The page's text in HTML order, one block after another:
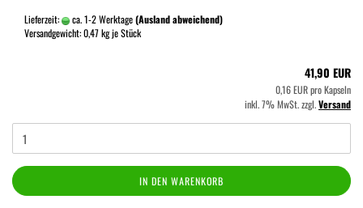
Lieferzeit: ca. 1-2 Werktage(Ausland abweichend)
Versandgewicht:0,47kg je Stück
41,90 EUR
0,16 EUR pro Kapseln
inkl. 7% MwSt. zzgl.Versand
IN DEN WARENKORB